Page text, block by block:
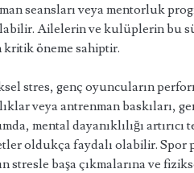
seansları veya mentorluk
Ailelerin ve kulüplerin bu
kritik öneme sahiptir.
stres, genç oyuncuların
veya antrenman baskıları,
mental dayanıklılığı artırıcı
oldukça faydalı olabilir. Spor
başa çıkmalarına ve